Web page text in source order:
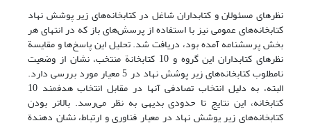
نظرهای مسئولان و کتابداران شاغل در کتابخانه‌های زیر پوشش نهاد
کتابخانه‌های عمومی نیز با استفاده از پرسش‌های باز که در انتهای هر
بخش پرسشنامه آمده بود، دریافت شد. تحلیل این پاسخ‌ها و مقایسة
نظرهای کتابداران این گروه و 10 کتابخانة منتخب، نشان از وضعیت
نامطلوب کتابخانه‌های زیر پوشش نهاد در 5 معیار مورد بررسی دارد.
البته، به دلیل انتخاب تصادفی آنها در مقابل انتخاب هدفمند 10
کتابخانه، این نتایج تا حدودی بدیهی به نظر می‌رسد. بالاتر بودن
کتابخانه‌های زیر پوشش نهاد در معیار فناوری و ارتباط، نشان دهندة